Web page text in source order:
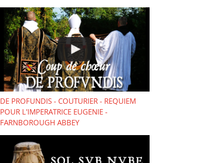
DE PROFUNDIS - COUTURIER - REQUIEM
POUR L'IMPERATRICE EUGENIE -
FARNBOROUGH ABBEY